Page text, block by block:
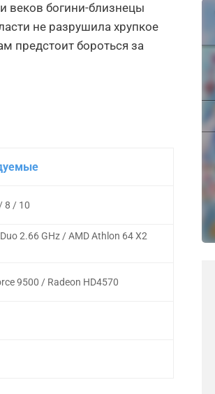
веков богини-близнецы
не разрушила хрупкое
предстоит бороться за
8 / 10
2.66 GHz / AMD Athlon 64 X2
9500 / Radeon HD4570